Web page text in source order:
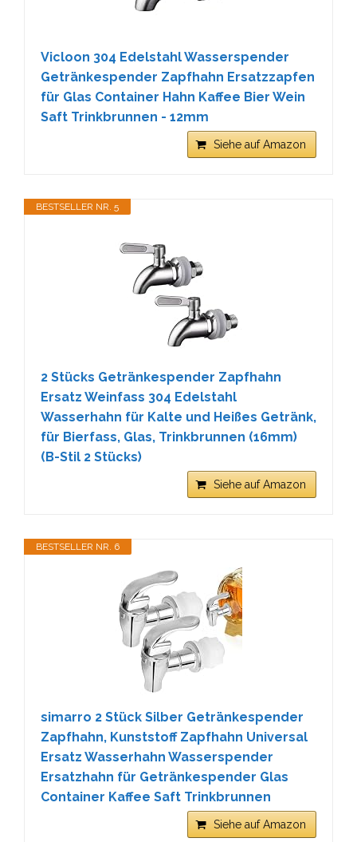
Vicloon 304 Edelstahl Wasserspender
Getränkespender Zapfhahn Ersatzzapfen
für Glas Container Hahn Kaffee Bier Wein
Saft Trinkbrunnen - 12mm
Siehe auf Amazon
BESTSELLER NR. 5
2 Stücks Getränkespender Zapfhahn
Ersatz Weinfass 304 Edelstahl
Wasserhahn für Kalte und Heißes Getränk,
für Bierfass, Glas, Trinkbrunnen (16mm)
(B-Stil 2 Stücks)
Siehe auf Amazon
BESTSELLER NR. 6
simarro 2 Stück Silber Getränkespender
Zapfhahn, Kunststoff Zapfhahn Universal
Ersatz Wasserhahn Wasserspender
Ersatzhahn für Getränkespender Glas
Container Kaffee Saft Trinkbrunnen
Siehe auf Amazon